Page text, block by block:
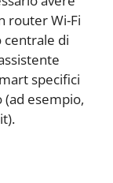
router Wi-Fi
centrale di
specifici
(ad esempio,